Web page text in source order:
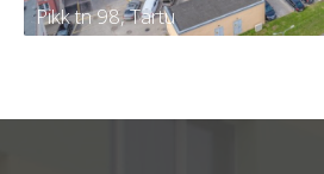
Pikk tn 98, Tartu